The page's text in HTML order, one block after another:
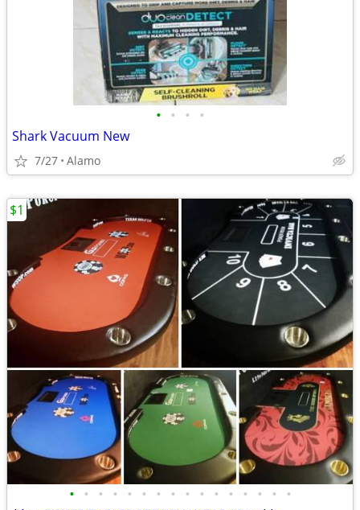
• • • •
Shark Vacuum New
7/27 Alamo
• • • • • • • • • • • • • • • •
$1